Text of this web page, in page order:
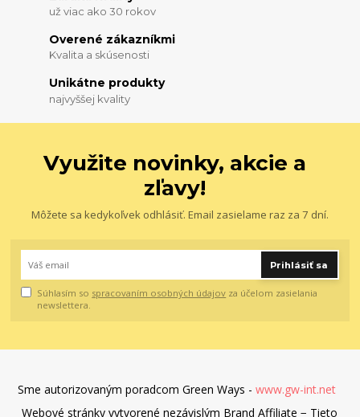
už viac ako 30 rokov
Overené zákazníkmi
Kvalita a skúsenosti
Unikátne produkty
najvyššej kvality
Využite novinky, akcie a
zľavy!
Môžete sa kedykoľvek odhlásiť. Email zasielame raz za 7 dní.
Prihlásiť sa
Súhlasím so spracovaním osobných údajov za účelom zasielania
newslettera.
Sme autorizovaným poradcom Green Ways - www.gw-int.net
Webové stránky vytvorené nezávislým Brand Affiliate − Tieto